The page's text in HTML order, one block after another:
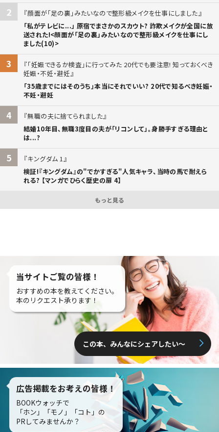
2
顔面が「足の裏」みたいなので整形級メイクを仕事にしました
「私がテレビに...」 原宿でまさかのスカウト? 詐欺メイクが全国に放
送された!<顔面が「足の裏」みたいなので整形級メイクを仕事にし
ました(10)>
3
「妊娠できるか検査」に行ってみた 20代でも要注意! 知っておくべき
妊娠・不妊・避妊
「35歳までにはそのうち」本当にそれでいい? 20代で知るべき妊娠・
不妊・避妊
4
無職の夫に捨てられました
結婚10年目、無職3度目の夫が「リコンして」。身勝手すぎる理由と
は...?
5
キングダム 1
検証!『キングダム』の"でかすぎる"人気キャラ、当時の馬で耐えら
れる? 【マンガでひらく歴史の扉 4】
もっと見る
当サイトご覧の皆様！
おすすめの本を教えてください。
本のリクエスト承ります！
この本、みんなにシェアしたい〜
広告掲載をお考えの皆様！
BOOKウォッチで
「ホン」「モノ」「コト」の
PRしてみませんか？